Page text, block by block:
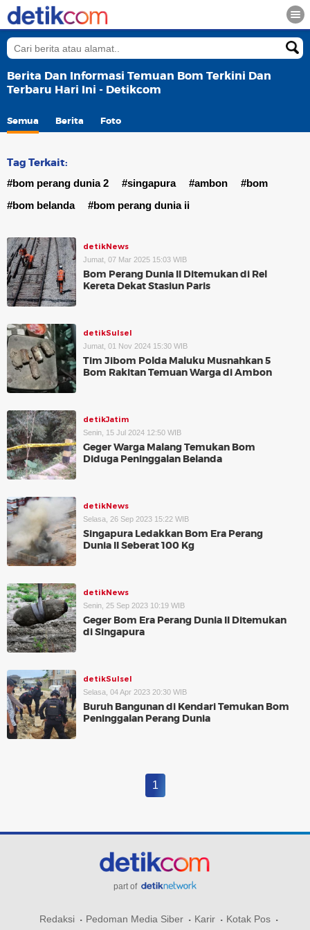
Berita Dan Informasi Temuan Bom Terkini Dan
Terbaru Hari Ini - Detikcom
Semua Berita Foto
Tag Terkait:
#bom perang dunia 2 #singapura #ambon
#bom
#bom belanda
#bom perang dunia ii
detikNews
Jumat, 07 Mar 2025 15:03 WIB
Bom Perang Dunia II Ditemukan di Rel
Kereta Dekat Stasiun Paris
detikSulsel
Jumat, 01 Nov 2024 15:30 WIB
Tim Jibom Polda Maluku Musnahkan 5
Bom Rakitan Temuan Warga di Ambon
detikJatim
Senin, 15 Jul 2024 12:50 WIB
Geger Warga Malang Temukan Bom
Diduga Peninggalan Belanda
detikNews
Selasa, 26 Sep 2023 15:22 WIB
Singapura Ledakkan Bom Era Perang
Dunia II Seberat 100 Kg
detikNews
Senin, 25 Sep 2023 10:19 WIB
Geger Bom Era Perang Dunia II Ditemukan
di Singapura
detikSulsel
Selasa, 04 Apr 2023 20:30 WIB
Buruh Bangunan di Kendari Temukan Bom
Peninggalan Perang Dunia
1
part of
Redaksi Pedoman Media Siber Karir Kotak Pos